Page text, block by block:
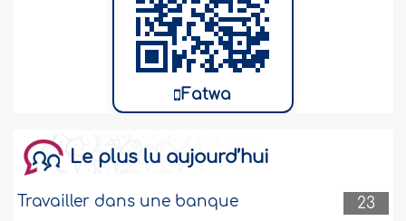
Fatwa
Le plus lu aujourd’hui
23
Travailler dans une banque